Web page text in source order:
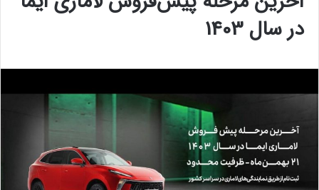
در سال 1403